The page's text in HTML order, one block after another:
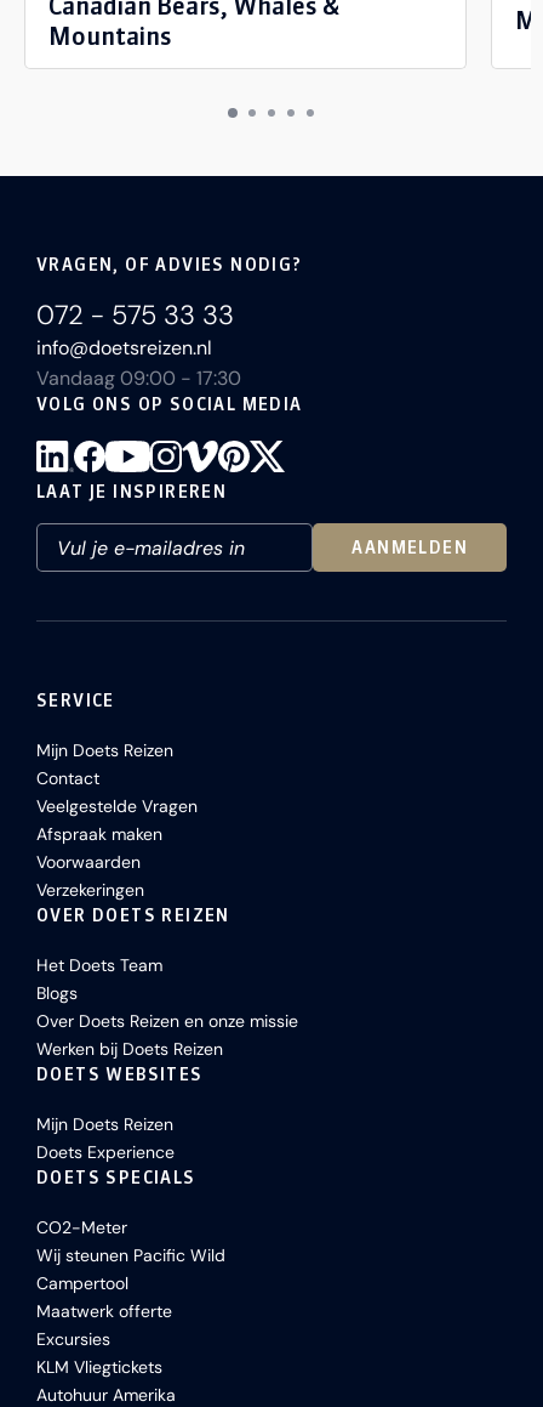
Mountains
VRAGEN, OF ADVIES NODIG?
072 - 575 33 33
info@doetsreizen.nl
Vandaag 09:00 - 17:30
VOLG ONS OP SOCIAL MEDIA
LAAT JE INSPIREREN
AANMELDEN
SERVICE
Mijn Doets Reizen
Contact
Veelgestelde Vragen
Afspraak maken
Voorwaarden
Verzekeringen
OVER DOETS REIZEN
Het Doets Team
Blogs
Over Doets Reizen en onze missie
Werken bij Doets Reizen
DOETS WEBSITES
Mijn Doets Reizen
Doets Experience
DOETS SPECIALS
CO2-Meter
Wij steunen Pacific Wild
Campertool
Maatwerk offerte
Excursies
KLM Vliegtickets
Autohuur Amerika